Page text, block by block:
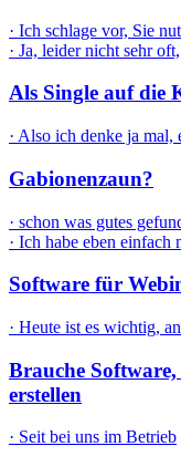
· Ich schlage vor, Sie
· Ja, leider nicht sehr oft,
Als Single auf die
· Also ich denke ja mal,
Gabionenzaun?
· schon was gutes
· Ich habe eben einfach
Software für
· Heute ist es wichtig,
Brauche
erstellen
· Seit bei uns im Betrieb